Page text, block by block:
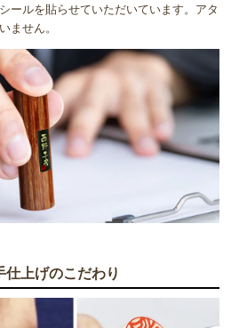
ールを貼らせていただいています。アタ
ません。
上げのこだわり